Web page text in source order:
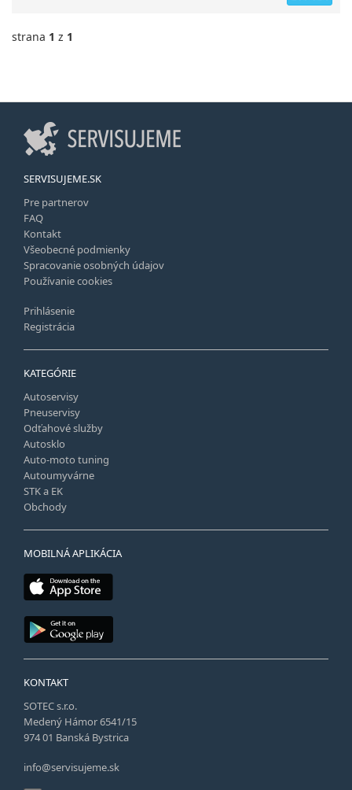
meste, tak celkom určite hneď vedľa. V súčasnosti máme až
teda 43 miest, kde sa postaráme o vaše auto.
strana 1 z 1
SERVISUJEME.SK
Pre partnerov
FAQ
Kontakt
Všeobecné podmienky
Spracovanie osobných údajov
Používanie cookies
Prihlásenie
Registrácia
KATEGÓRIE
Autoservisy
Pneuservisy
Odťahové služby
Autosklo
Auto-moto tuning
Autoumyvárne
STK a EK
Obchody
MOBILNÁ APLIKÁCIA
KONTAKT
SOTEC s.r.o.
Medený Hámor 6541/15
974 01 Banská Bystrica
info@servisujeme.sk